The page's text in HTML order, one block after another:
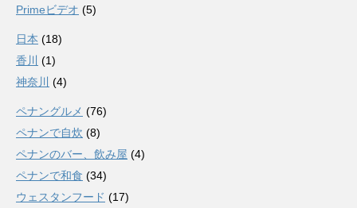
Primeビデオ (5)
日本 (18)
香川
(1)
神奈川
(4)
ペナングルメ (76)
ペナンで自炊 (8)
ペナンのバー、飲み屋 (4)
ペナンで和食 (34)
ウェスタンフード (17)